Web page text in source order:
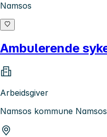
Namsos
Ambulerende
Arbeidsgiver
Namsos kommune